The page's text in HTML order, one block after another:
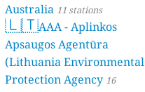
Australia 11 stations
🇱🇹AAA - Aplinkos
Apsaugos Agentūra
(Lithuania Environmental
Protection Agency 16